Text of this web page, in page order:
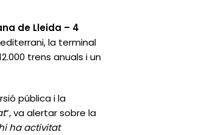
de Lleida – 4
la terminal
trens anuals i un
pública i la
”, va alertar sobre la
ha activitat